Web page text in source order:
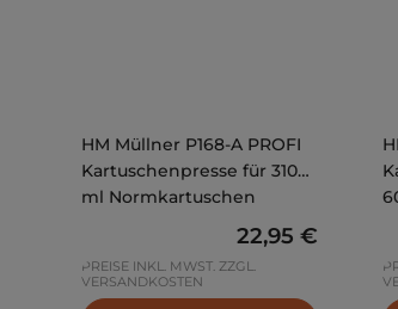
HM Müllner P168-A PROFI
Kartuschenpresse für 310
ml Normkartuschen
Regulärer Preis:
22,95 €
PREISE INKL. MWST. ZZGL.
VERSANDKOSTEN